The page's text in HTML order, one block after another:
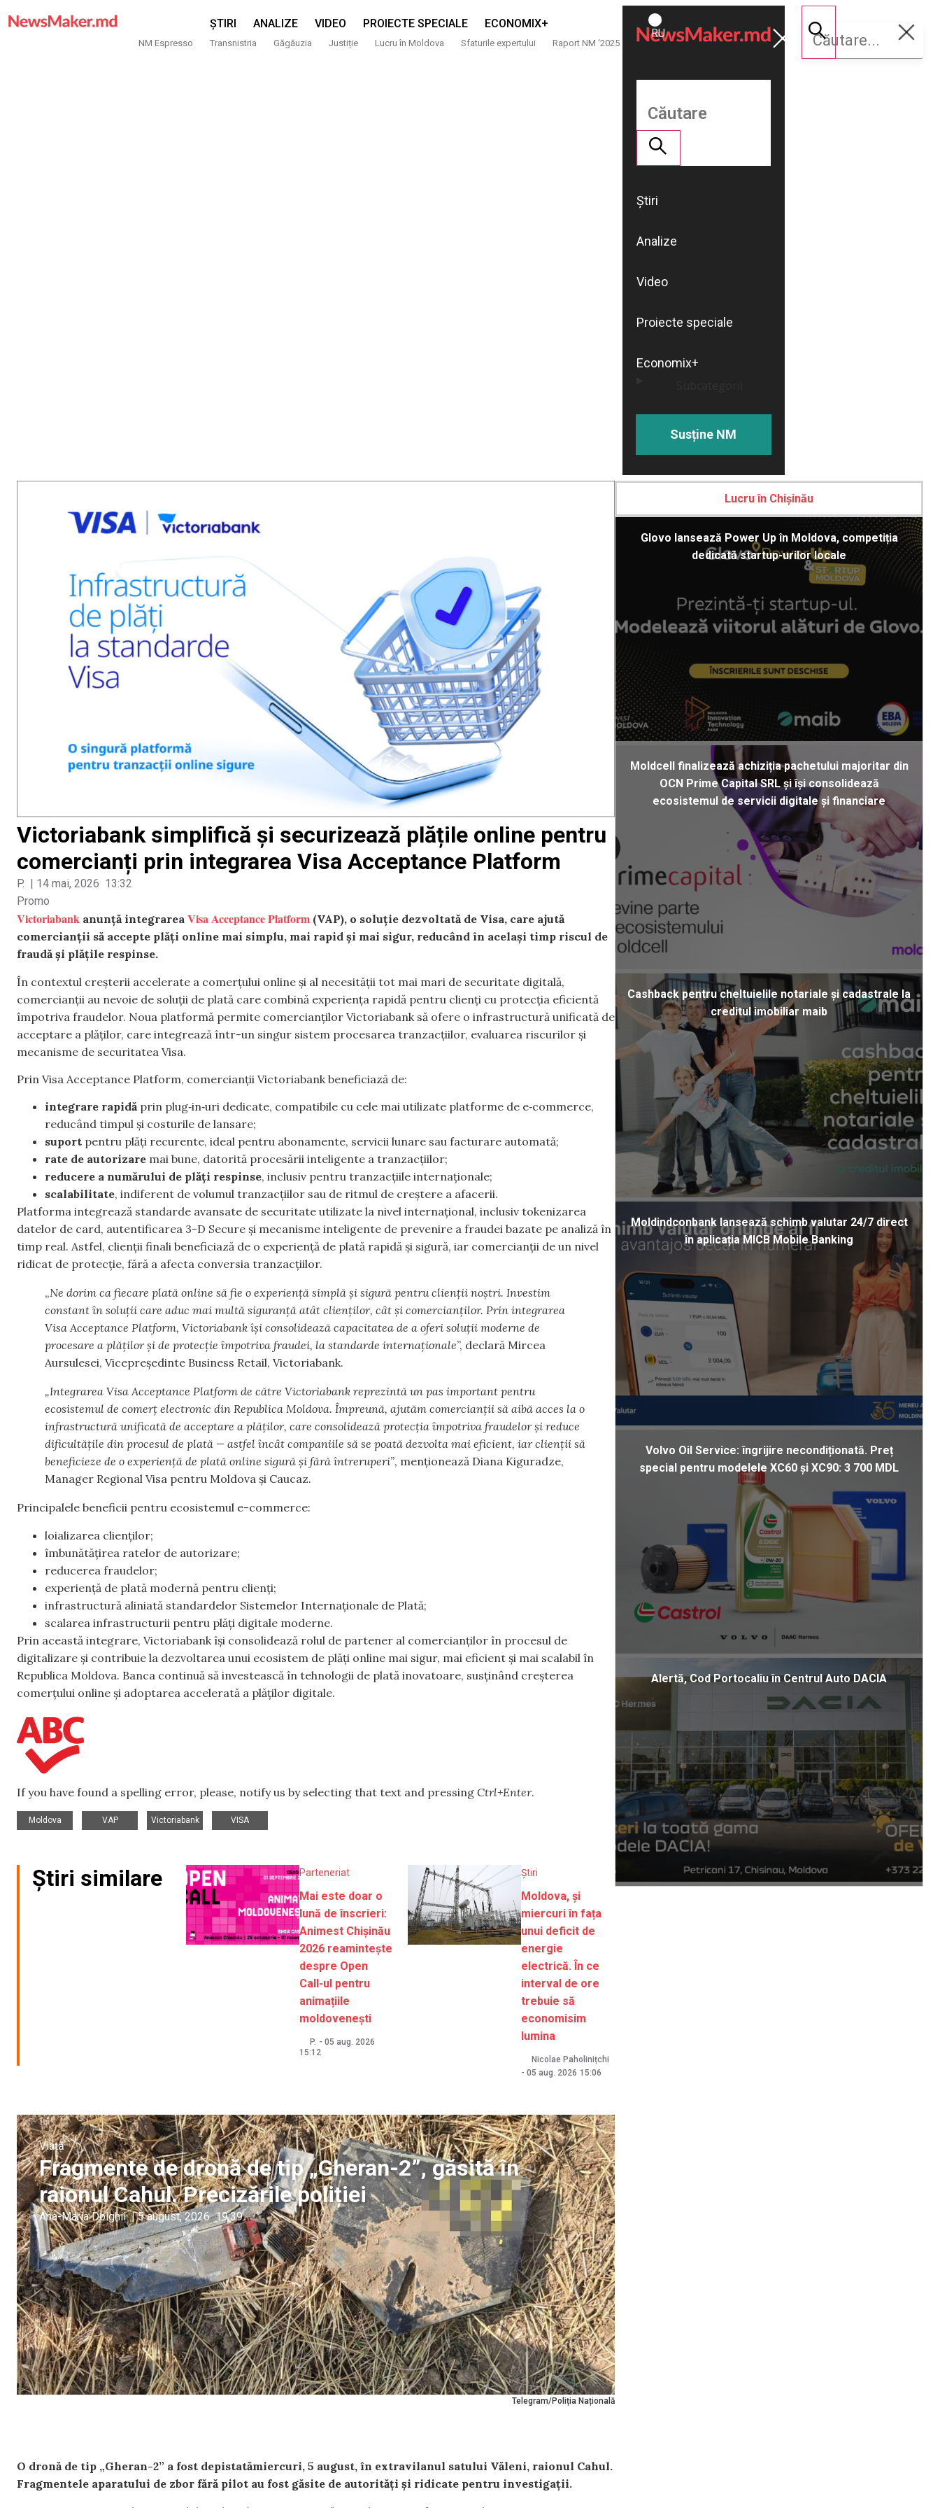
ȘTIRI ANALIZE VIDEO PROIECTE SPECIALE ECONOMIX+
NM Espresso Transnistria Găgăuzia Justiție Lucru în Moldova Sfaturile expertului Raport NM ‘2025
ROMÂNĂ
RU
Susține
NM
Știri
Analize
Video
Proiecte speciale
Economix+
Susține NM
Victoriabank simplifică și securizează plățile online pentru
comercianți prin integrarea Visa Acceptance Platform
P. | 14 mai, 2026 13:32
Promo
Victoriabank anunță integrarea Visa Acceptance Platform (VAP), o soluție dezvoltată de Visa, care ajută
comercianții să accepte plăți online mai simplu, mai rapid și mai sigur, reducând în același timp riscul de
fraudă și plățile respinse.
În contextul creșterii accelerate a comerțului online și al necesității tot mai mari de securitate digitală,
comercianții au nevoie de soluții de plată care combină experiența rapidă pentru clienți cu protecția eficientă
împotriva fraudelor. Noua platformă permite comercianților Victoriabank să ofere o infrastructură unificată de
acceptare a plăților, care integrează într-un singur sistem procesarea tranzacțiilor, evaluarea riscurilor și
mecanisme de securitatea Visa.
Prin Visa Acceptance Platform, comercianții Victoriabank beneficiază de:
integrare rapidăprin plug‑in‑uri dedicate, compatibile cu cele mai utilizate platforme de e‑commerce,
reducând timpul și costurile de lansare;
suport pentru plăți recurente, ideal pentru abonamente, servicii lunare sau facturare automată;
rate de autorizare mai bune, datorită procesării inteligente a tranzacțiilor;
reducere a numărului de plăți respinse, inclusiv pentru tranzacțiile internaționale;
scalabilitate, indiferent de volumul tranzacțiilor sau de ritmul de creștere a afacerii.
Platforma integrează standarde avansate de securitate utilizate la nivel internațional, inclusiv tokenizarea
datelor de card, autentificarea 3-D Secure și mecanisme inteligente de prevenire a fraudei bazate pe analiză în
timp real. Astfel, clienții finali beneficiază de o experiență de plată rapidă și sigură, iar comercianții de un nivel
ridicat de protecție, fără a afecta conversia tranzacțiilor.
„Ne dorim ca fiecare plată online să fie o experiență simplă și sigură pentru clienții noștri. Investim
constant în soluții care aduc mai multă siguranță atât clienților, cât și comercianților. Prin integrarea
Visa Acceptance Platform, Victoriabank își consolidează capacitatea de a oferi soluții moderne de
procesare a plăților și de protecție împotriva fraudei, la standarde internaționale”, declară Mircea
Aursulesei, Vicepreședinte Business Retail, Victoriabank.
„Integrarea Visa Acceptance Platform de către Victoriabank reprezintă un pas important pentru
ecosistemul de comerț electronic din Republica Moldova. Împreună, ajutăm comercianții să aibă acces la o
infrastructură unificată de acceptare a plăților, care consolidează protecția împotriva fraudelor și reduce
dificultățile din procesul de plată — astfel încât companiile să se poată dezvolta mai eficient, iar clienții să
beneficieze de o experiență de plată online sigură și fără întreruperi”, menționează Diana Kiguradze,
Manager Regional Visa pentru Moldova și Caucaz.
Principalele beneficii pentru ecosistemul e-commerce:
loializarea clienților;
îmbunătățirea ratelor de autorizare;
reducerea fraudelor;
experiență de plată modernă pentru clienți;
infrastructură aliniată standardelor Sistemelor Internaționale de Plată;
scalarea infrastructurii pentru plăți digitale moderne.
Prin această integrare, Victoriabank își consolidează rolul de partener al comercianților în procesul de
digitalizare și contribuie la dezvoltarea unui ecosistem de plăți online mai sigur, mai eficient și mai scalabil în
Republica Moldova. Banca continuă să investească în tehnologii de plată inovatoare, susținând creșterea
comerțului online și adoptarea accelerată a plăților digitale.
If you have found a spelling error, please, notify us by selecting that text and pressing Ctrl+Enter.
Moldova
VAP
Victoriabank
VISA
Știri similare Parteneriat
Mai este doar o
lună de înscrieri:
Animest Chișinău
2026 reamintește
despre Open
Call-ul pentru
animațiile
moldovenești
P. - 05 aug. 2026
15:12
Știri
Moldova, și
miercuri în fața
unui deficit de
energie
electrică. În ce
interval de ore
trebuie să
economisim
lumina
Nicolae Paholinițchi
- 05 aug. 2026 15:06
Telegram/Poliția Națională
Viață
Fragmente de dronă de tip „Gheran-2”, găsită în
raionul Cahul. Precizările poliției
Ana-Maria Dolghii | 5 august, 2026 19:39
O dronă de tip „Gheran-2” a fost depistatămiercuri, 5 august, în extravilanul satului Văleni, raionul Cahul.
Fragmentele aparatului de zbor fără pilot au fost găsite de autorități și ridicate pentru investigații.
Lucru în Chișinău
Glovo lansează Power Up în Moldova, competiția
dedicată startup-urilor locale
Moldcell finalizează achiziția pachetului majoritar din
OCN Prime Capital SRL și își consolidează
ecosistemul de servicii digitale și financiare
Cashback pentru cheltuielile notariale și cadastrale la
creditul imobiliar maib
Moldindconbank lansează schimb valutar 24/7 direct
în aplicația MICB Mobile Banking
Volvo Oil Service: îngrijire necondiționată. Preț
special pentru modelele XC60 și XC90: 3 700 MDL
Alertă, Cod Portocaliu în Centrul Auto DACIA